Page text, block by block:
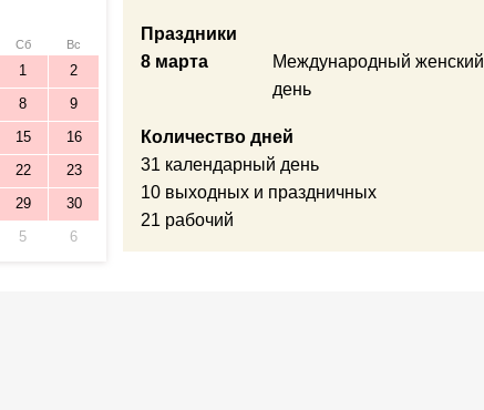
Сб
Вс
1 2
8 9
15 16
22 23
29 30
5 6
Праздники
8 марта
Международный женский
день
Количество дней
31 календарный день
10 выходных и праздничных
21 рабочий